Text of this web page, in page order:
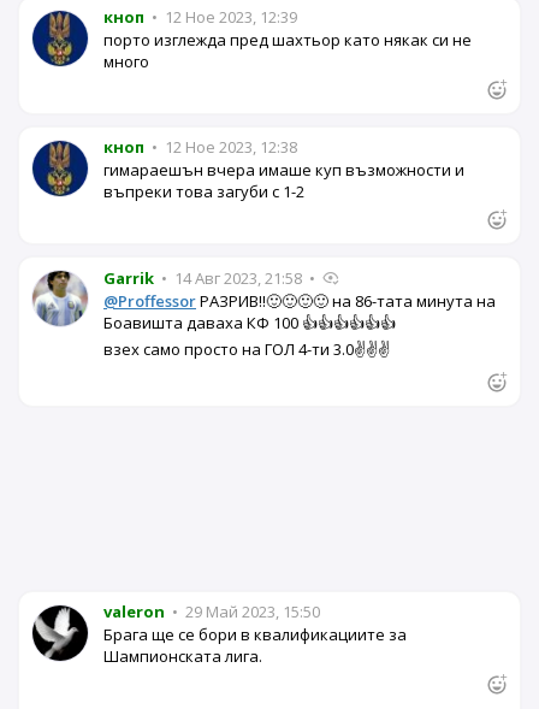
кноп • 12 Ное 2023, 12:39
порто изглежда пред шахтьор като някак си не
много
кноп • 12 Ное 2023, 12:38
гимараешън вчера имаше куп възможности и
въпреки това загуби с 1-2
Garrik • 14 Авг 2023, 21:58 •
@ProffessorРАЗРИВ!!🙂🙂🙂🙂 на 86-тата минута на
Боавишта даваха КФ 100 👍👍👍👍👍👍
взех само просто на ГОЛ 4-ти 3.0✌️✌️✌️
valeron • 29 Май 2023, 15:50
Брага ще се бори в квалификациите за
Шампионската лига.